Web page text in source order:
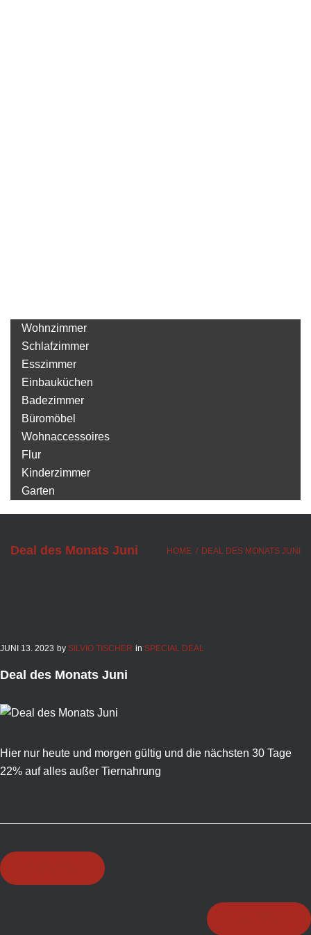
Wohnzimmer
Schlafzimmer
Esszimmer
Einbauküchen
Badezimmer
Büromöbel
Wohnaccessoires
Flur
Kinderzimmer
Garten
Deal des Monats Juni HOME / DEAL DES MONATS JUNI
JUNI 13. 2023 by SILVIO TISCHER in SPECIAL DEAL
Deal des Monats Juni
Hier nur heute und morgen gültig und die nächsten 30 Tage
22% auf alles außer Tiernahrung
Beitragsnavigation